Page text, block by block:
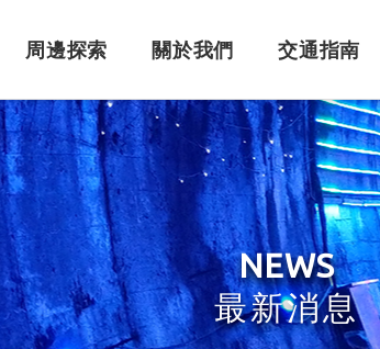
購票須知 訂票系統
周邊探索 關於我們
角色介紹 車體設計
交通指南
自行開車
訂單問題 搭乘問題
NEWS
最新消息